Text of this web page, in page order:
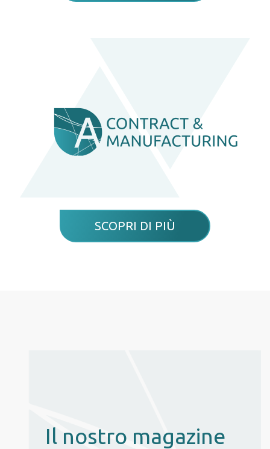
SCOPRI DI PIÙ
Il nostro magazine